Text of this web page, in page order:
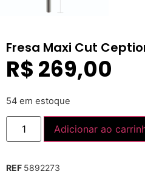
Fresa Maxi Cut
R$ 269,00
54 em estoque
Adicionar ao
REF 5892273